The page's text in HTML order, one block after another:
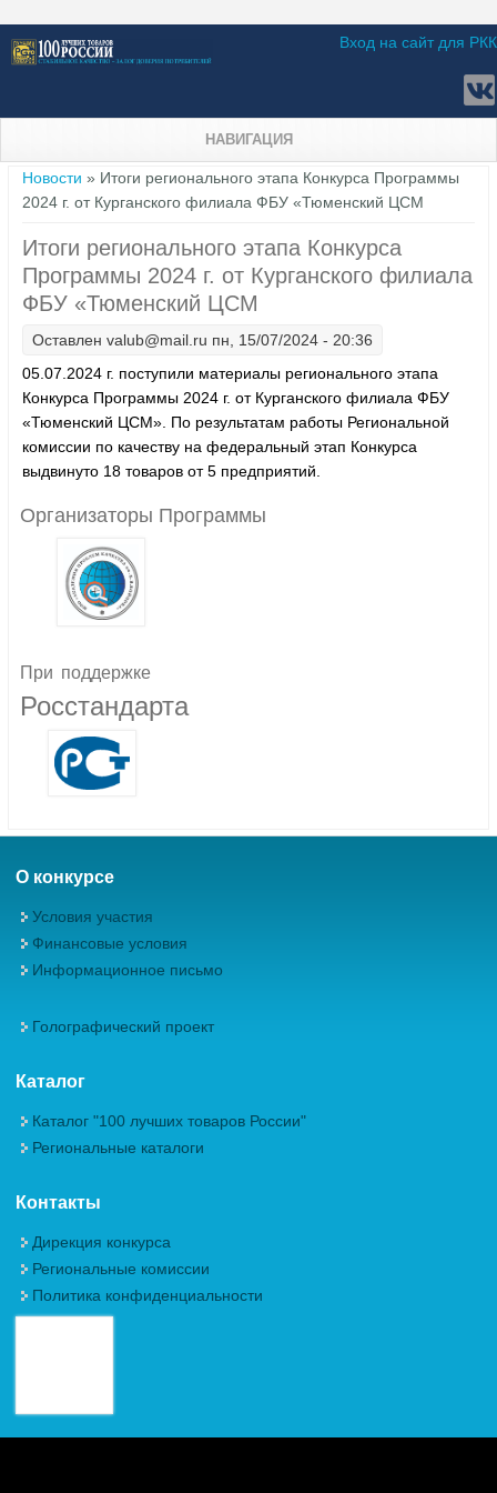
Вход на сайт для РКК
НАВИГАЦИЯ
Вы здесь
Новости » Итоги регионального этапа Конкурса Программы
2024 г. от Курганского филиала ФБУ «Тюменский ЦСМ
Итоги регионального этапа Конкурса
Программы 2024 г. от Курганского филиала
ФБУ «Тюменский ЦСМ
Оставлен valub@mail.ru пн, 15/07/2024 - 20:36
05.07.2024 г. поступили материалы регионального этапа
Конкурса Программы 2024 г. от Курганского филиала ФБУ
«Тюменский ЦСМ». По результатам работы Региональной
комиссии по качеству на федеральный этап Конкурса
выдвинуто 18 товаров от 5 предприятий.
Организаторы Программы
При поддержке
Росстандарта
О конкурсе
Условия участия
Финансовые условия
Информационное письмо
Голографический проект
Каталог
Каталог "100 лучших товаров России"
Региональные каталоги
Контакты
Дирекция конкурса
Региональные комиссии
Политика конфиденциальности